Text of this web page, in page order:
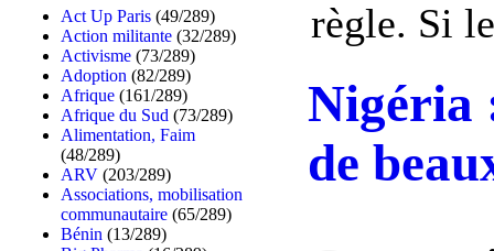
Act Up Paris (49/289)
Action militante (32/289)
Activisme (73/289)
Adoption (82/289)
Afrique (161/289)
Afrique du Sud (73/289)
Alimentation, Faim
(48/289)
ARV (203/289)
Associations, mobilisation
communautaire (65/289)
Bénin (13/289)
règle. Si
Nigéria
de